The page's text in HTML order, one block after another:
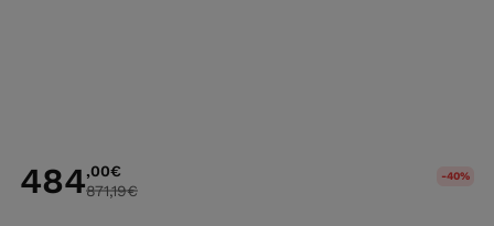
484,00€
871,19€
-40%